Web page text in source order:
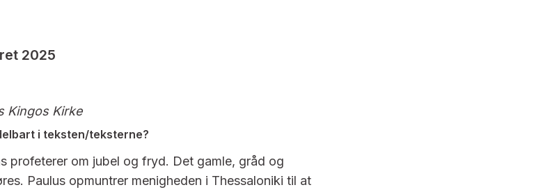
2025
Kingos Kirke
i teksten/teksterne?
profeterer om jubel og fryd. Det gamle, gråd og
Paulus opmuntrer menigheden i Thessaloniki til at